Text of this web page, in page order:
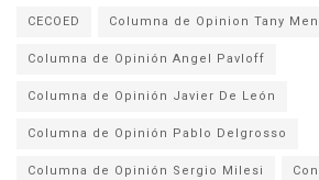
CECOED Columna de Opinion Tany
Columna de Opinión Angel Pavloff
Columna de Opinión Javier De León
Columna de Opinión Pablo Delgrosso
Columna de Opinión Sergio Milesi